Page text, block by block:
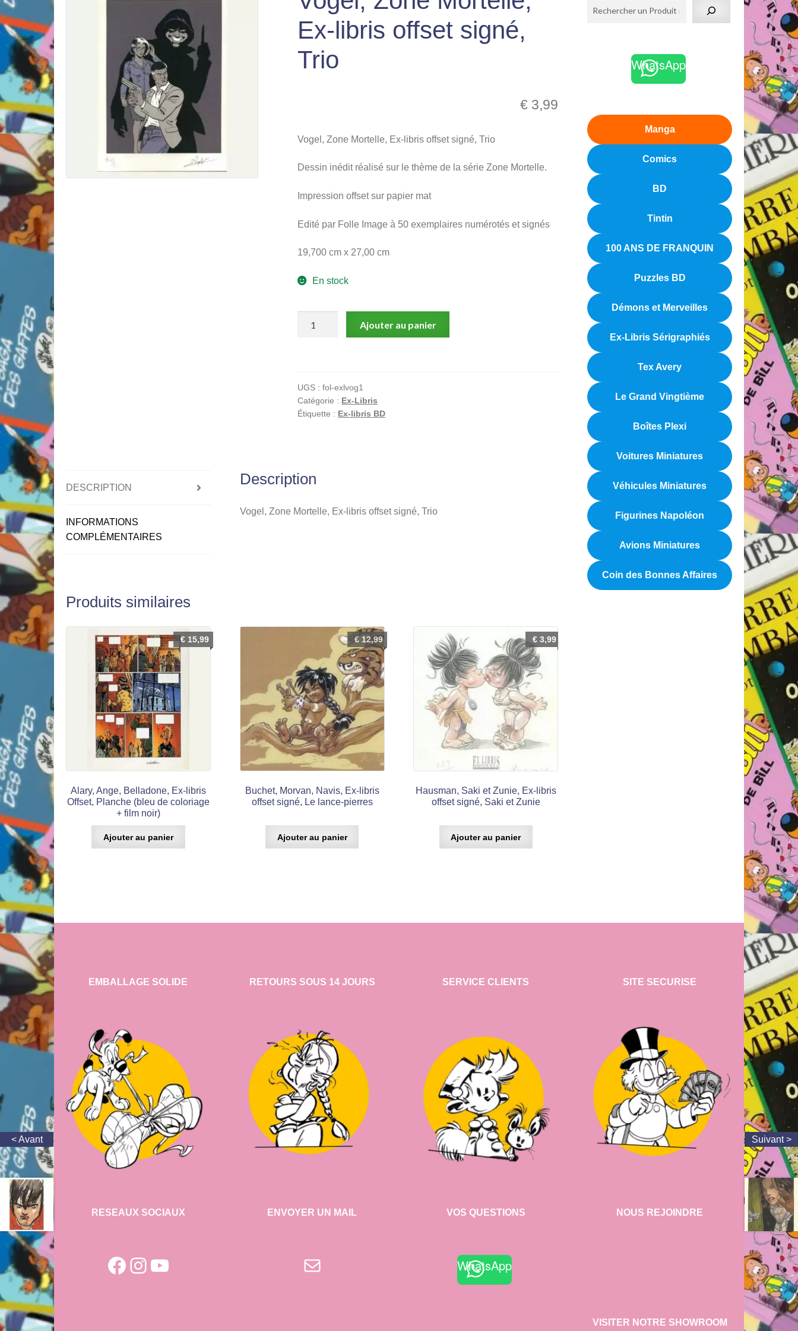
Ex-libris offset signé,
Trio
€ 3,99
Vogel, Zone Mortelle, Ex-libris offset signé, Trio
Dessin inédit réalisé sur le thème de la série Zone Mortelle.
Impression offset sur papier mat
Edité par Folle Image à 50 exemplaires numérotés et signés
19,700 cm x 27,00 cm
En stock
Ex-
libris
Ajouter au panier
UGS :fol-exlvog1
Catégorie : Ex-Libris
Étiquette : Ex-libris BD
DESCRIPTION
INFORMATIONS
COMPLÉMENTAIRES
Description
Vogel, Zone Mortelle, Ex-libris offset signé, Trio
Produits similaires
Alary, Ange, Belladone, Ex-libris
Offset, Planche (bleu de coloriage
+ film noir)
€15,99
Ajouter au panier
Buchet, Morvan, Navis, Ex-libris
offset signé, Le lance-pierres
€12,99
Ajouter au panier
Hausman, Saki et Zunie, Ex-libris
offset signé, Saki et Zunie
€ 3,99
Ajouter au panier
WhatsApp
Manga
Comics
BD
Tintin
100 ANS DE FRANQUIN
Puzzles BD
Démons et Merveilles
Ex-Libris Sérigraphiés
Tex Avery
Le Grand Vingtième
Boîtes Plexi
Voitures Miniatures
Véhicules Miniatures
Figurines Napoléon
Avions Miniatures
Coin des Bonnes Affaires
EMBALLAGE SOLIDE
RESEAUX SOCIAUX
Facebook
Instagram
YouTube
RETOURS SOUS 14 JOURS
ENVOYER UN MAIL
E-mail
SERVICE CLIENTS
VOS QUESTIONS
WhatsApp
SITE SECURISE
NOUS REJOINDRE
VISITER NOTRE SHOWROOM